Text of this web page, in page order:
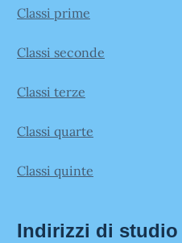
Classi prime
Classi seconde
Classi terze
Classi quarte
Classi quinte
Indirizzi di studio